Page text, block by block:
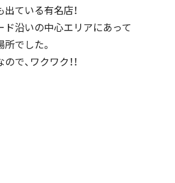
ている有名店！
ド沿いの中心エリアにあって
でした。
で、ワクワク！！